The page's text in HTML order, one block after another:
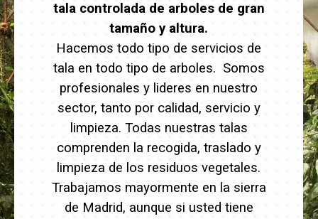
tala controlada de arboles de gran
tamaño y altura.
Hacemos todo tipo de servicios de
tala en todo tipo de arboles. Somos
profesionales y lideres en nuestro
sector, tanto por calidad, servicio y
limpieza. Todas nuestras talas
comprenden la recogida, traslado y
limpieza de los residuos vegetales.
Trabajamos mayormente en la sierra
de Madrid, aunque si usted tiene